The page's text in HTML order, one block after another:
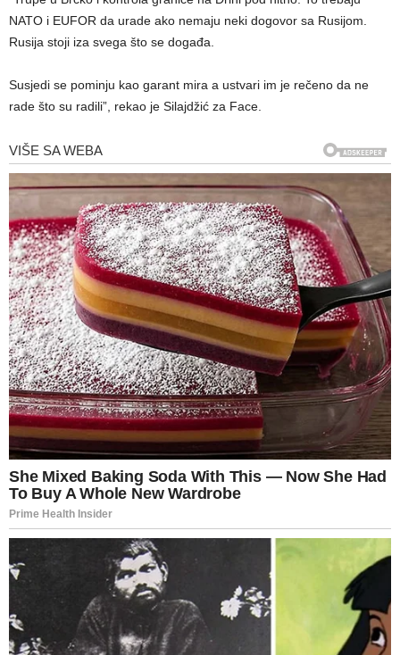
NATO i EUFOR da urade ako nemaju neki dogovor sa Rusijom.
Rusija stoji iza svega što se događa.
Susjedi se pominju kao garant mira a ustvari im je rečeno da ne
rade što su radili”, rekao je Silajdžić za Face.